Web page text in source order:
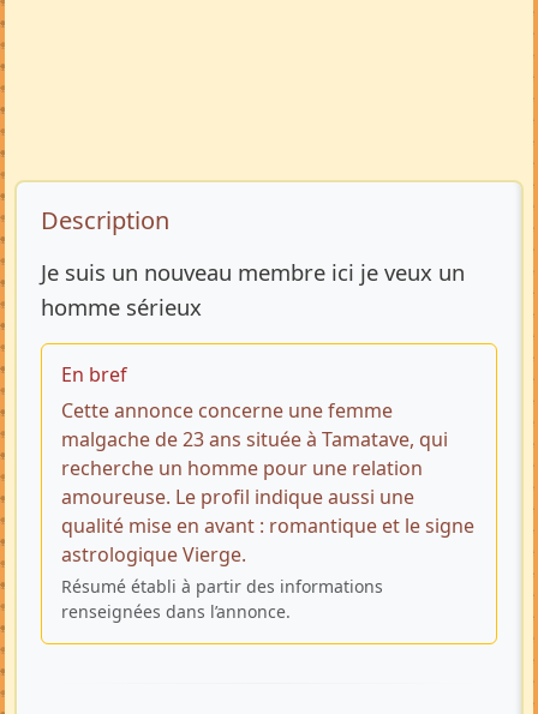
Description de l’annonce
Description
Je suis un nouveau membre ici je veux un
homme sérieux
En bref
Cette annonce concerne une femme
malgache de 23 ans située à Tamatave, qui
recherche un homme pour une relation
amoureuse. Le profil indique aussi une
qualité mise en avant : romantique et le signe
astrologique Vierge.
Résumé établi à partir des informations
renseignées dans l’annonce.